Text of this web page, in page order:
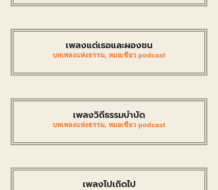
เพลงแด่เธอและผองชน
บทเพลงแห่งธรรม, หมอเขียว podcast
เพลงวิถีธรรมบำบัด
บทเพลงแห่งธรรม, หมอเขียว podcast
เพลงไปเถิดไป